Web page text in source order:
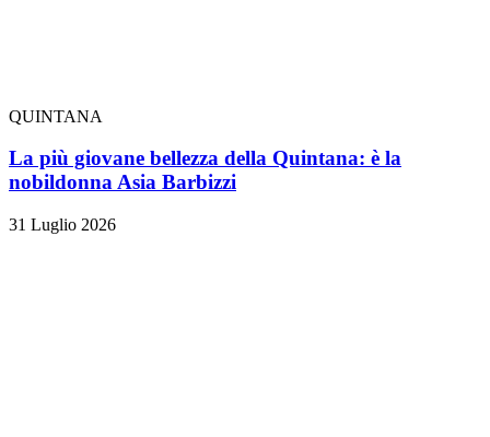
QUINTANA
La più giovane bellezza della Quintana: è la
nobildonna Asia Barbizzi
31 Luglio 2026